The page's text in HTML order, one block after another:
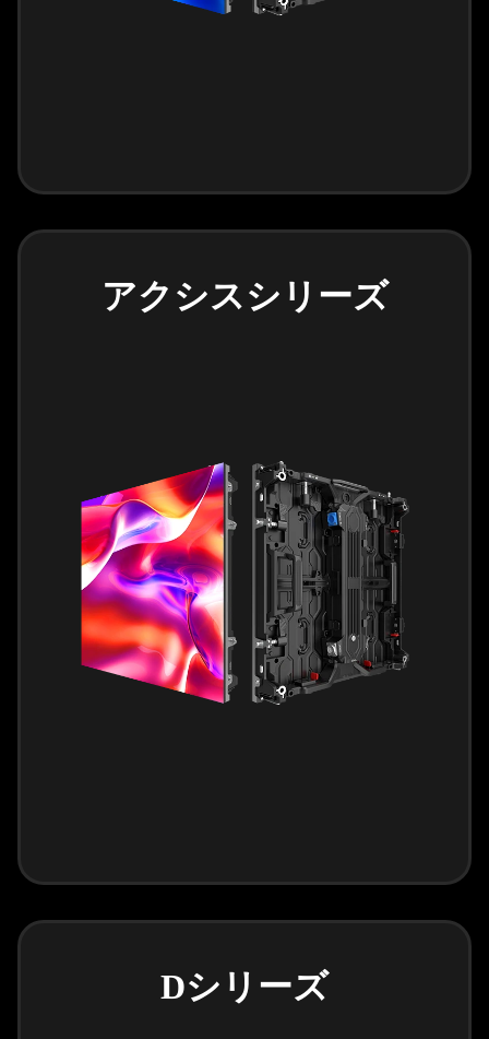
アクシスシリーズ
Dシリーズ